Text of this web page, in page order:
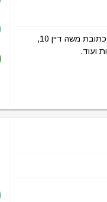
הכל אודות באר קליניקות פתח תקווה (Baer Clinics Petah Tikva) בכתובת משה דיין 10,
ועוד.